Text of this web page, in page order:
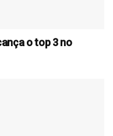
o top 3 no